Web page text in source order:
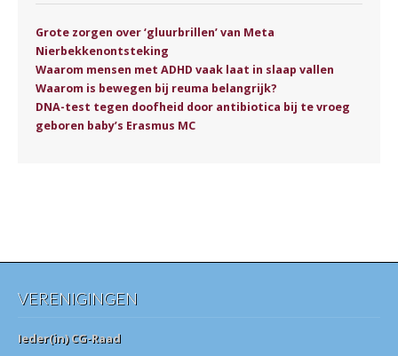
Grote zorgen over ‘gluurbrillen’ van Meta
Nierbekkenontsteking
Waarom mensen met ADHD vaak laat in slaap vallen
Waarom is bewegen bij reuma belangrijk?
DNA-test tegen doofheid door antibiotica bij te vroeg
geboren baby’s Erasmus MC
VERENIGINGEN
Ieder(in) CG-Raad